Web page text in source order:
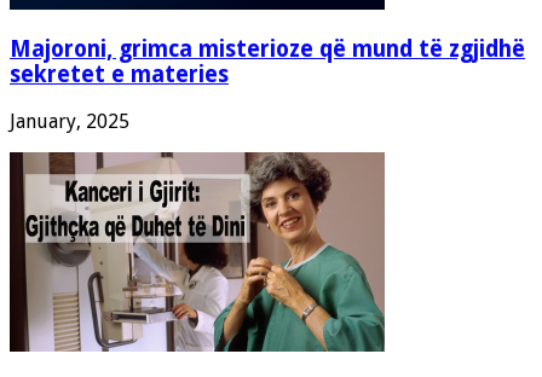
Majoroni, grimca misterioze që mund të zgjidhë
sekretet e materies
January, 2025